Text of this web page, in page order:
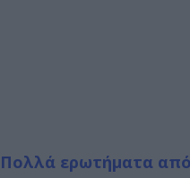
Πολλά ερωτήματα